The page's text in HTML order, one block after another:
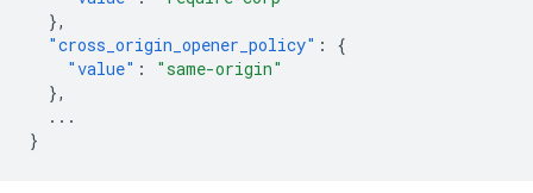
},
"cross_origin_opener_policy" :
{
"value" :
"same-origin"
},
...
}